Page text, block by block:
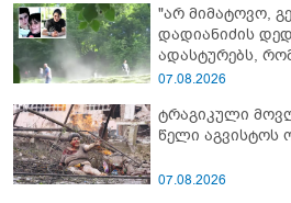
"არ მიმატოვო,
დადიანიძის
ადას­ტუ­რებს,
ხმა
07.08.2026
ტრაგიკული
წელი აგვისტოს
07.08.2026